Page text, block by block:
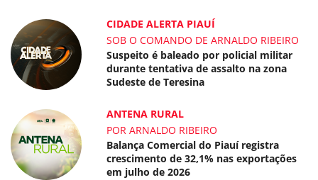
CIDADE ALERTA PIAUÍ
SOB O COMANDO DE ARNALDO RIBEIRO
Suspeito é baleado por policial militar
durante tentativa de assalto na zona
Sudeste de Teresina
ANTENA RURAL
POR ARNALDO RIBEIRO
Balança Comercial do Piauí registra
crescimento de 32,1% nas exportações
em julho de 2026